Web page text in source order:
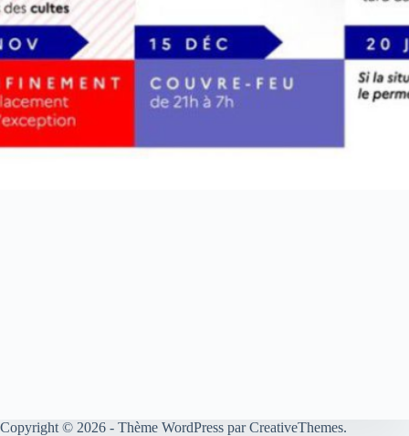
Copyright © 2026 - Thème WordPress parCreativeThemes.